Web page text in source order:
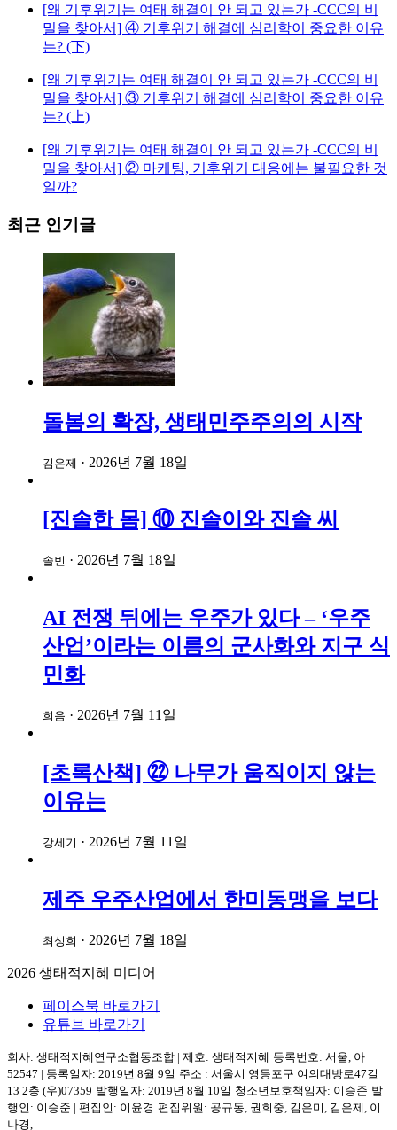
[왜 기후위기는 여태 해결이 안 되고 있는가 -CCC의 비
밀을 찾아서] ④ 기후위기 해결에 심리학이 중요한 이유
는? (下)
[왜 기후위기는 여태 해결이 안 되고 있는가 -CCC의 비
밀을 찾아서] ③ 기후위기 해결에 심리학이 중요한 이유
는? (上)
[왜 기후위기는 여태 해결이 안 되고 있는가 -CCC의 비
밀을 찾아서] ② 마케팅, 기후위기 대응에는 불필요한 것
일까?
최근 인기글
돌봄의 확장, 생태민주주의의 시작
김은제 · 2026년 7월 18일
[진솔한 몸] ⑩ 진솔이와 진솔 씨
솔빈 · 2026년 7월 18일
AI 전쟁 뒤에는 우주가 있다 – ‘우주
산업’이라는 이름의 군사화와 지구 식
민화
희음 · 2026년 7월 11일
[초록산책] ㉒ 나무가 움직이지 않는
이유는
강세기 · 2026년 7월 11일
제주 우주산업에서 한미동맹을 보다
최성희 · 2026년 7월 18일
2026 생태적지혜 미디어
페이스북 바로가기
유튜브 바로가기
회사: 생태적지혜연구소협동조합 | 제호: 생태적지혜 등록번호: 서울, 아
52547 | 등록일자: 2019년 8월 9일 주소 : 서울시 영등포구 여의대방로47길
13 2층 (우)07359 발행일자: 2019년 8월 10일 청소년보호책임자: 이승준 발
행인: 이승준 | 편집인: 이윤경 편집위원: 공규동, 권희중, 김은미, 김은제, 이
나경,